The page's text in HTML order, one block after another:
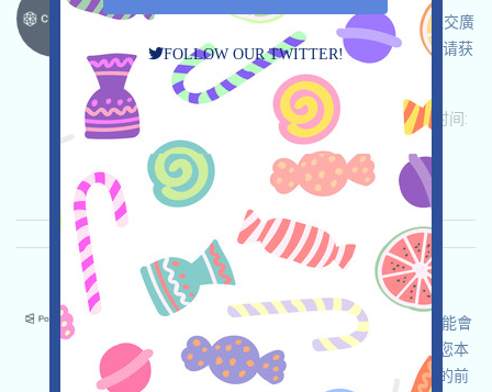
Clasho正在進行Waitlist，這是一個區塊鏈概念社交廣
告項目，打开活动页面，登入並加入Waitlist，邀请获
得更多機會！
关联: ETH/ERC/EVM
收录时间:
2026/06/04
重要程度: ★★★ 3.0 查阅详情
Polymarket-Polymarket 语言：
Polymarket是全球知名的預測市場平臺，它很可能會
空投，所以我們建議如果您的司法轄區允許，儅您本
身對預測市場也有需求的情況下，可以合法合規的前
FOLLOW OUR TWITTER!